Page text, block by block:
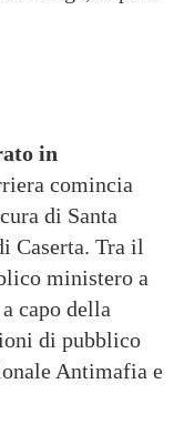
in
comincia
di Santa
Caserta. Tra il
ministero a
capo della
di pubblico
Antimafia e